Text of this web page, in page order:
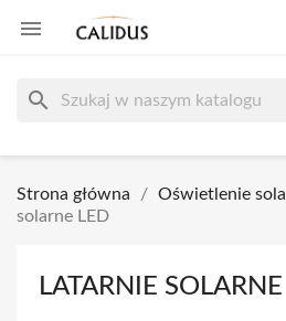

search
Strona główna Oświetlenie
solarne LED
LATARNIE